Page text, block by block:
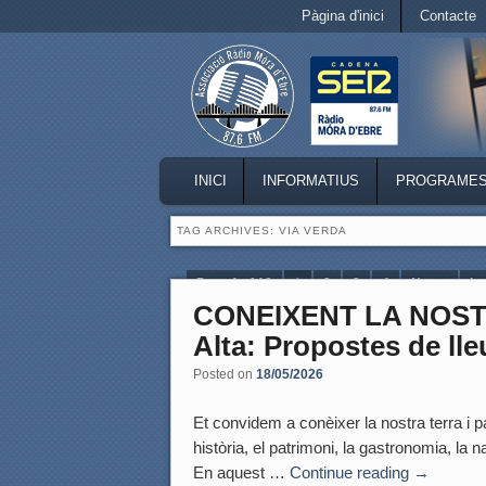
Pàgina d'inici Contacte
MAIN MENU
SKIP TO PRIMARY CONTENT
SKIP TO SECONDARY CONTENT
INICI INFORMATIUS PROGRAMES
TAG ARCHIVES: VIA VERDA
Page 1 of 10 1 2 3 4 Next ›
CONEIXENT LA
Alta: Propostes de
Posted on 18/05/2026
Et convidem a conèixer la nostra terra i
història, el patrimoni, la gastronomia, la
En aquest … Continue reading →